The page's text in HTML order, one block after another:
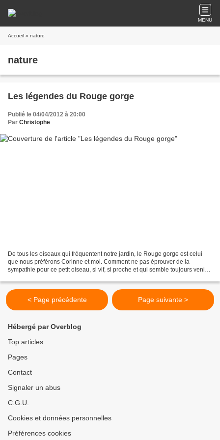
MENU
Accueil » nature
nature
Les légendes du Rouge gorge
Publié le 04/04/2012 à 20:00
Par Christophe
De tous les oiseaux qui fréquentent notre jardin, le Rouge gorge est celui
que nous préférons Corinne et moi. Comment ne pas éprouver de la
sympathie pour ce petit oiseau, si vif, si proche et qui semble toujours venir à
< Page précédente Page suivante >
Hébergé par Overblog
Top articles
Pages
Contact
Signaler un abus
C.G.U.
Cookies et données personnelles
Préférences cookies